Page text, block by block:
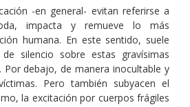
-en general- evitan referirse a
impacta y remueve lo más
humana. En este sentido, suele
silencio sobre estas gravísimas
Por debajo, de manera inocultable y
Pero también subyacen el
la excitación por cuerpos frágiles